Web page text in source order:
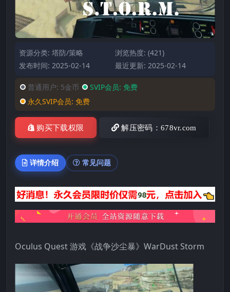
资源分类: 塔防/策略
浏览热度: (421)
发布时间: 2025-02-14
最近更新: 2025-02-14
普通用户: 5金币 SVIP会员: 免费
永久SVIP会员: 免费
购买下载权限 解压密码：678vr.com
详情介绍 常见问题
Oculus Quest 游戏《战争沙尘暴》WarDust Storm